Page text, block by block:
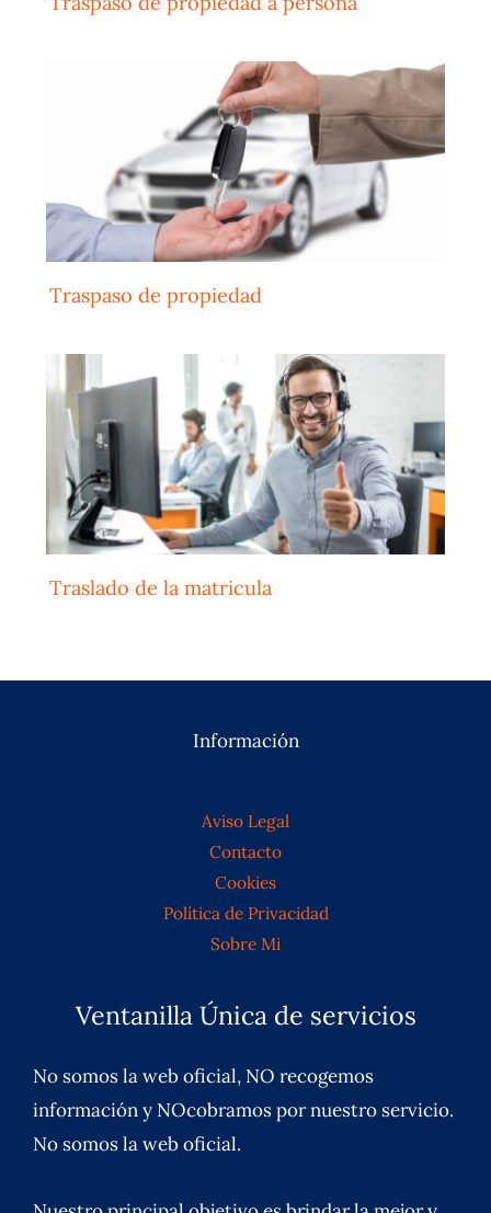
Traspaso de propiedad
Traslado de la matricula
Información
Aviso Legal
Contacto
Cookies
Política de Privacidad
Sobre Mi
Ventanilla Única de servicios
No somos la web oficial, NO recogemos
información y NOcobramos por nuestro servicio.
No somos la web oficial.